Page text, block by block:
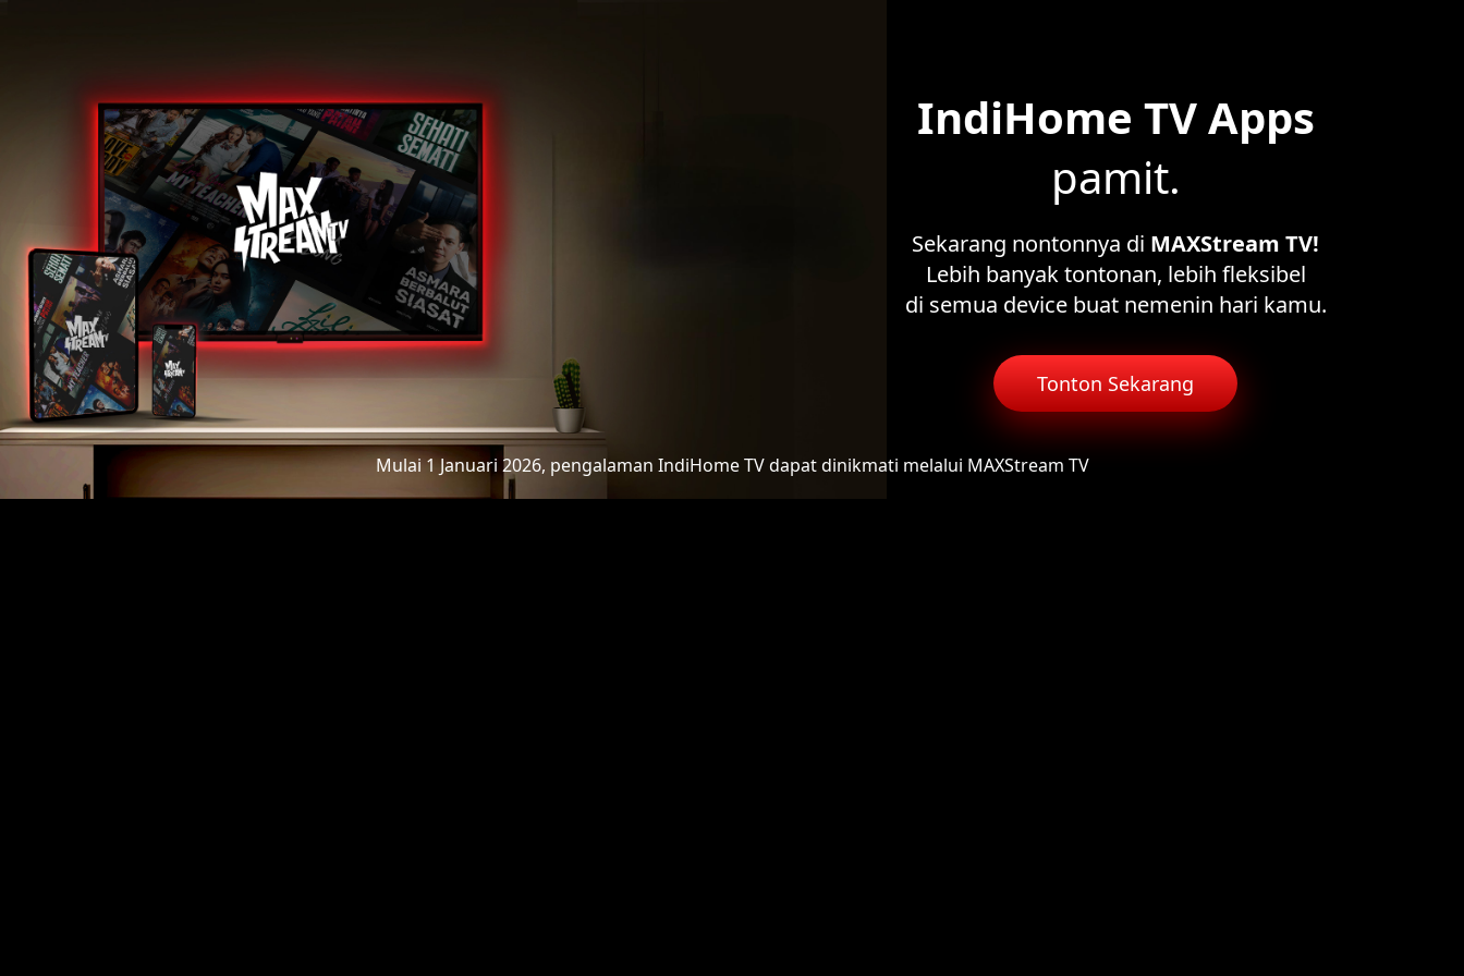
IndiHome TV Apps
pamit.
Sekarang nontonnya di MAXStream TV!
Lebih banyak tontonan, lebih fleksibel
di semua device buat nemenin hari kamu.
Tonton Sekarang
Mulai 1 Januari 2026, pengalaman IndiHome TVdapat dinikmati melalui MAXStream TV